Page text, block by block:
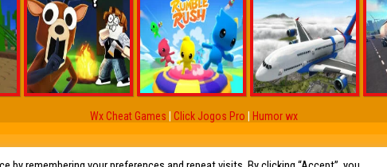
Wx Cheat Games Click Jogos Pro Humor wx